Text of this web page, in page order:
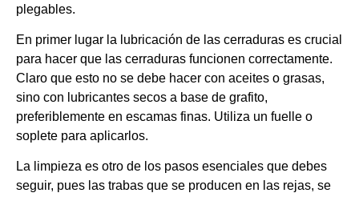
plegables.
En primer lugar la lubricación de las cerraduras es crucial
para hacer que las cerraduras funcionen correctamente.
Claro que esto no se debe hacer con aceites o grasas,
sino con lubricantes secos a base de grafito,
preferiblemente en escamas finas. Utiliza un fuelle o
soplete para aplicarlos.
La limpieza es otro de los pasos esenciales que debes
seguir, pues las trabas que se producen en las rejas, se